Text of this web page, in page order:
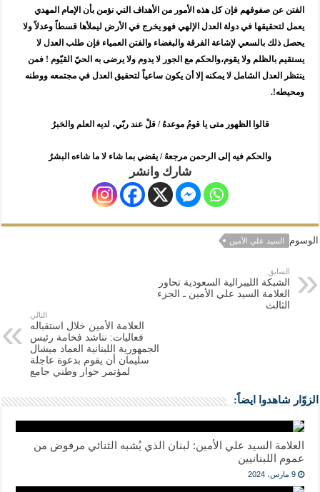
الفتن عن صفوفهم فإن كل هذه الأمور من الأهداف التي نؤمن بأن الإمام المهدي
يعمل لتحقيقها في دولة العدل الإلهي فهو يخرج في الأرض ليملأها قسطاً وعدلاً ولا
يحصل ذلك بالسعي لإشاعة الفرقة والبغضاء والفتن العمياء فإن طلب العدل لا
يستقيم بالظلم ولا يقوم،والحكم مع الجور لا يدوم ولا يرضى به الحيّ القيّوم ! فمن
ينتظر العدل الشامل لا يمكنه إلا أن يكون ساعياً لتحقيق العدل في مجتمعه ووطنه
ومحيطه!.
قالوا الظهور متى يا قومُ موعدهُ / قلْ عند ربّي، لديه العلم والخبرُ
والحكم فيه إلى الرحمن مرجعهُ / يقضي بما شاء لا ما شاءه البشرُ
شارك وانشر
الوسوم السيد علي الأمين
السابق
الشبكة الليبرالية السعودية تحاور
العلامة السيد علي الأمين ـ الجزء
الثالث
التالي
العلامة الأمين خلال استقباله
فعاليات: نناشد فخامة رئيس
الجمهورية اللبنانية العماد ميشال
سليمان أن يقوم بدعوة عاجلة
لمؤتمر حوارٍ وطني جامع
الزوّار شاهدوا ايضاً:
العلامة السيد علي الأمين: لبنان الذي يُشبه الثنائي مرفوض من
عموم اللبنانيين
9 مارس، 2024